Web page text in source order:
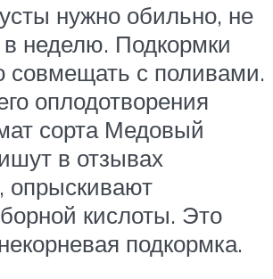
нужно обильно, не
неделю. Подкормки
совмещать с поливами.
оплодотворения
сорта Медовый
в отзывах
опрыскивают
кислоты. Это
подкормка.